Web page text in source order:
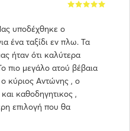
be a commercial type of
by relaxed and beautiful
υποδέχθηκε ο
ένα ταξίδι εν πλω. Τα
ήταν ότι καλύτερα
πιο μεγάλο ατού βέβαια
ο κύριος Αντώνης , ο
καθοδηγητικος ,
επιλογή που θα